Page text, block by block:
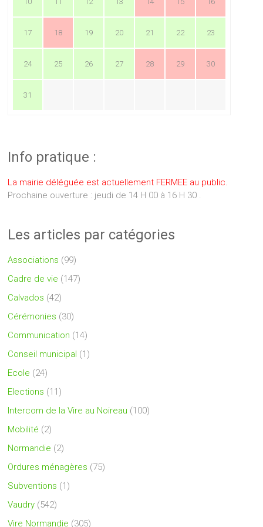
17 18 19 20 21 22 23
24 25 26 27 28 29 30
31
Info pratique :
La mairie déléguée est actuellement FERMEE au public.
Prochaine ouverture : jeudi de 14 H 00 à 16 H 30 .
Les articles par catégories
Associations (99)
Cadre de vie (147)
Calvados (42)
Cérémonies (30)
Communication (14)
Conseil municipal (1)
Ecole (24)
Elections (11)
Intercom de la Vire au Noireau (100)
Mobilité (2)
Normandie (2)
Ordures ménagères (75)
Subventions (1)
Vaudry (542)
Vire Normandie (305)